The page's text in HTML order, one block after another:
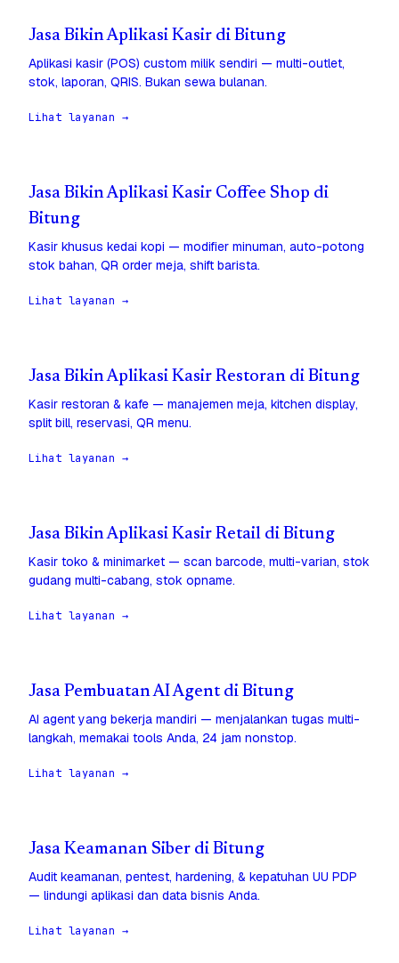
Jasa Bikin Aplikasi Kasir di Bitung
Aplikasi kasir (POS) custom milik sendiri — multi-outlet,
stok, laporan, QRIS. Bukan sewa bulanan.
Lihat layanan →
Jasa Bikin Aplikasi Kasir Coffee Shop di
Bitung
Kasir khusus kedai kopi — modifier minuman, auto-potong
stok bahan, QR order meja, shift barista.
Lihat layanan →
Jasa Bikin Aplikasi Kasir Restoran di Bitung
Kasir restoran & kafe — manajemen meja, kitchen display,
split bill, reservasi, QR menu.
Lihat layanan →
Jasa Bikin Aplikasi Kasir Retail di Bitung
Kasir toko & minimarket — scan barcode, multi-varian, stok
gudang multi-cabang, stok opname.
Lihat layanan →
Jasa Pembuatan AI Agent di Bitung
AI agent yang bekerja mandiri — menjalankan tugas multi-
langkah, memakai tools Anda, 24 jam nonstop.
Lihat layanan →
Jasa Keamanan Siber di Bitung
Audit keamanan, pentest, hardening, & kepatuhan UU PDP
— lindungi aplikasi dan data bisnis Anda.
Lihat layanan →